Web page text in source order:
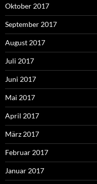
Oktober 2017
September 2017
August 2017
Juli 2017
Juni 2017
Mai 2017
April 2017
März 2017
Februar 2017
Januar 2017